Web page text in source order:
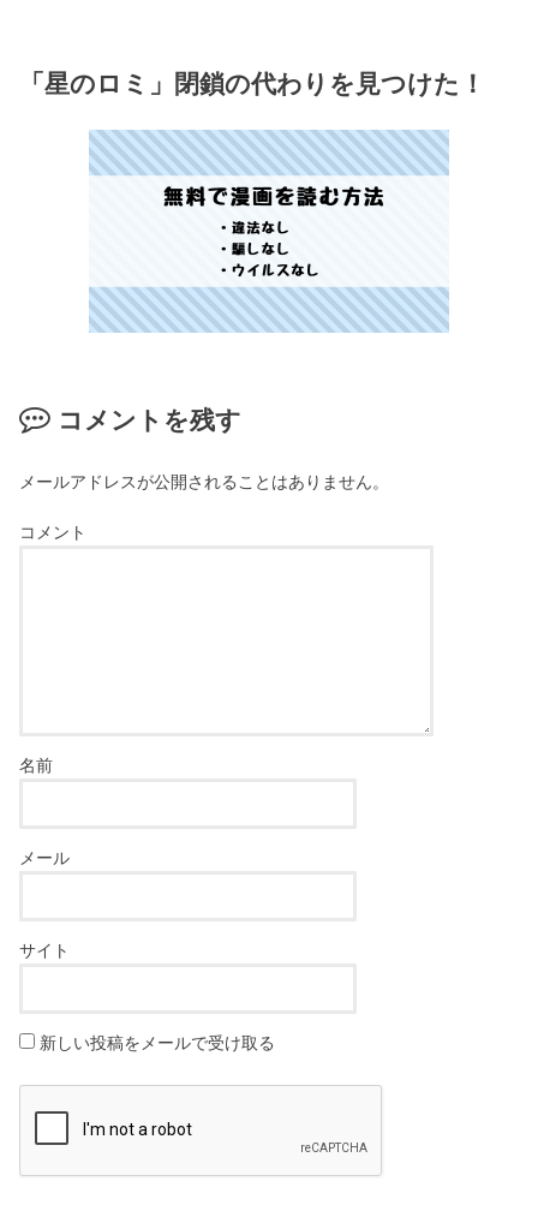
「星のロミ」閉鎖の代わりを見つけた！
コメントを残す
メールアドレスが公開されることはありません。
コメント
名前
メール
サイト
新しい投稿をメールで受け取る